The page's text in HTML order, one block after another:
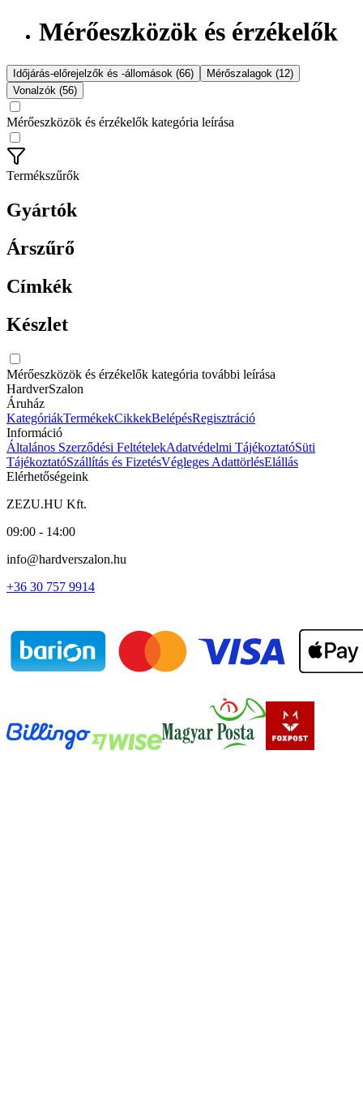
Mérőeszközök és érzékelők
Időjárás-előrejelzők és -állomások (66)
Mérőszalagok (12)
Vonalzók (56)
Mérőeszközök és érzékelők kategória leírása
Termékszűrők
Gyártók
Árszűrő
Címkék
Készlet
Mérőeszközök és érzékelők kategória további leírása
HardverSzalon
Áruház
KategóriákTermékekCikkekBelépésRegisztráció
Információ
Általános Szerződési FeltételekAdatvédelmi TájékoztatóSüti
TájékoztatóSzállítás és FizetésVégleges AdattörlésElállás
Elérhetőségeink
ZEZU.HU Kft.
09:00 - 14:00
info@hardverszalon.hu
+36 30 757 9914